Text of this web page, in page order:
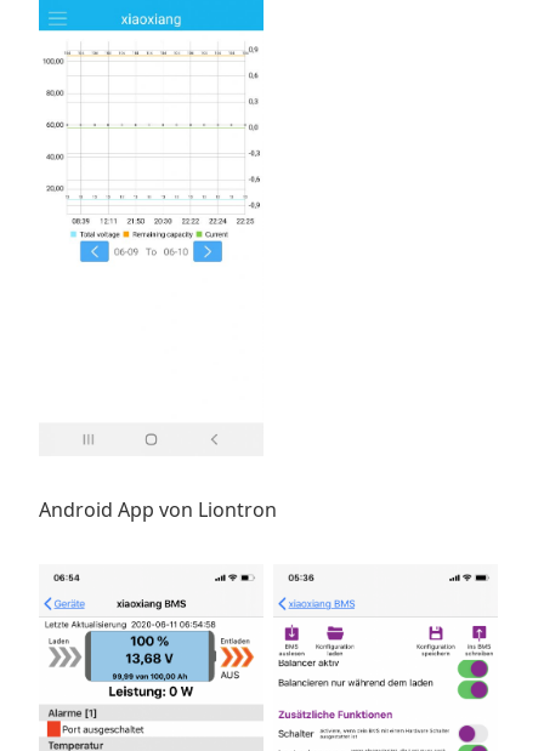
Android App von Liontron